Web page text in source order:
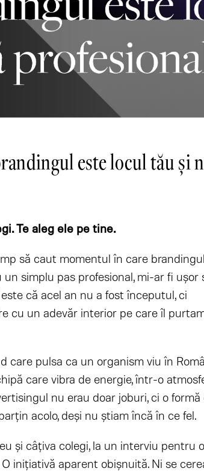
este locul tău și
Te aleg ele pe tine.
să caut momentul în care
simplu pas profesional, mi-ar fi ușor
că acel an nu a fost începutul, ci
cu un adevăr interior pe care îl
care pulsa ca un organism viu în
care vibra de energie, într-o
nu erau doar joburi, ci o formă
acolo, deși nu știam încă în ce fel.
și câțiva colegi, la un interviu pentru o
inițiativă aparent obișnuită. Ni se